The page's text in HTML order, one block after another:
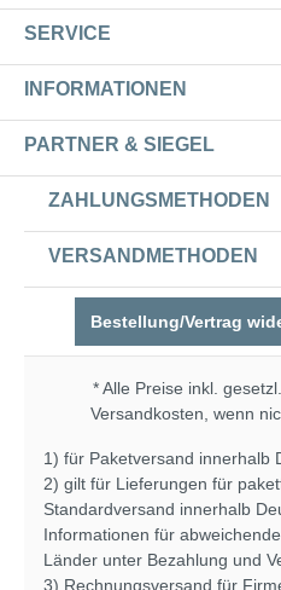
SERVICE
INFORMATIONEN
PARTNER & SIEGEL
ZAHLUNGSMETHODEN
VERSANDMETHODEN
Bestellung/Vertrag
* Alle Preise inkl.
Versandkosten , wenn
1) für Paketversand innerhalb
2) gilt für Lieferungen für
Standardversand innerhalb
Informationen für
Länder unter Bezahlung und
3) Rechnungsversand für